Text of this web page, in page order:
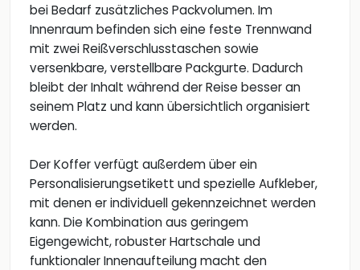
bei Bedarf zusätzliches Packvolumen. Im
Innenraum befinden sich eine feste Trennwand
mit zwei Reißverschlusstaschen sowie
versenkbare, verstellbare Packgurte. Dadurch
bleibt der Inhalt während der Reise besser an
seinem Platz und kann übersichtlich organisiert
werden.
Der Koffer verfügt außerdem über ein
Personalisierungsetikett und spezielle Aufkleber,
mit denen er individuell gekennzeichnet werden
kann. Die Kombination aus geringem
Eigengewicht, robuster Hartschale und
funktionaler Innenaufteilung macht den